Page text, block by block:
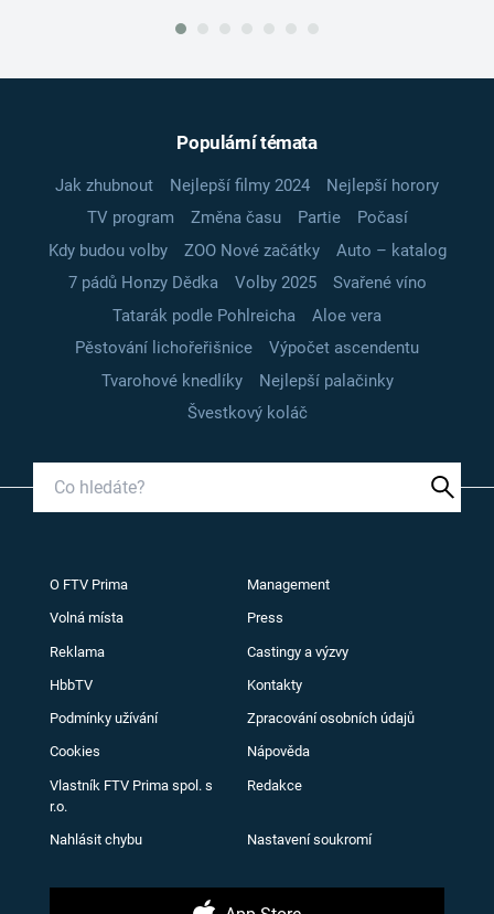
Populární témata
Jak zhubnout Nejlepší filmy 2024
Nejlepší horory
TV program
Změna času Partie
Počasí
Kdy budou volby
ZOO Nové začátky
Auto – katalog
7 pádů Honzy Dědka
Volby 2025
Svařené víno
Tatarák podle Pohlreicha
Aloe vera
Pěstování lichořeřišnice
Výpočet ascendentu
Tvarohové knedlíky
Nejlepší palačinky
Švestkový koláč
O FTV Prima Management
Volná místa Press
Reklama Castingy a výzvy
HbbTV Kontakty
Podmínky užívání Zpracování osobních údajů
Cookies Nápověda
Vlastník FTV Prima spol. s
r.o.
Redakce
Nahlásit chybu Nastavení soukromí